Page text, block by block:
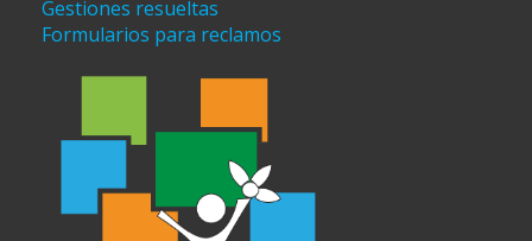
Gestiones resueltas
Formularios para reclamos